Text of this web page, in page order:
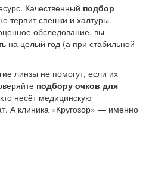
Качественный подбор
терпит спешки и халтуры.
обследование, вы
на целый год (а при стабильной
линзы не помогут, если их
подбору очков для
несёт медицинскую
А клиника «Кругозор» — именно